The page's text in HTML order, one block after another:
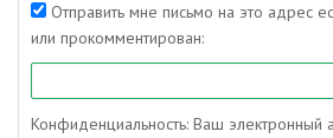
Отправить мне письмо на это адрес
или прокомментирован:
Конфиденциальность: Ваш электронный